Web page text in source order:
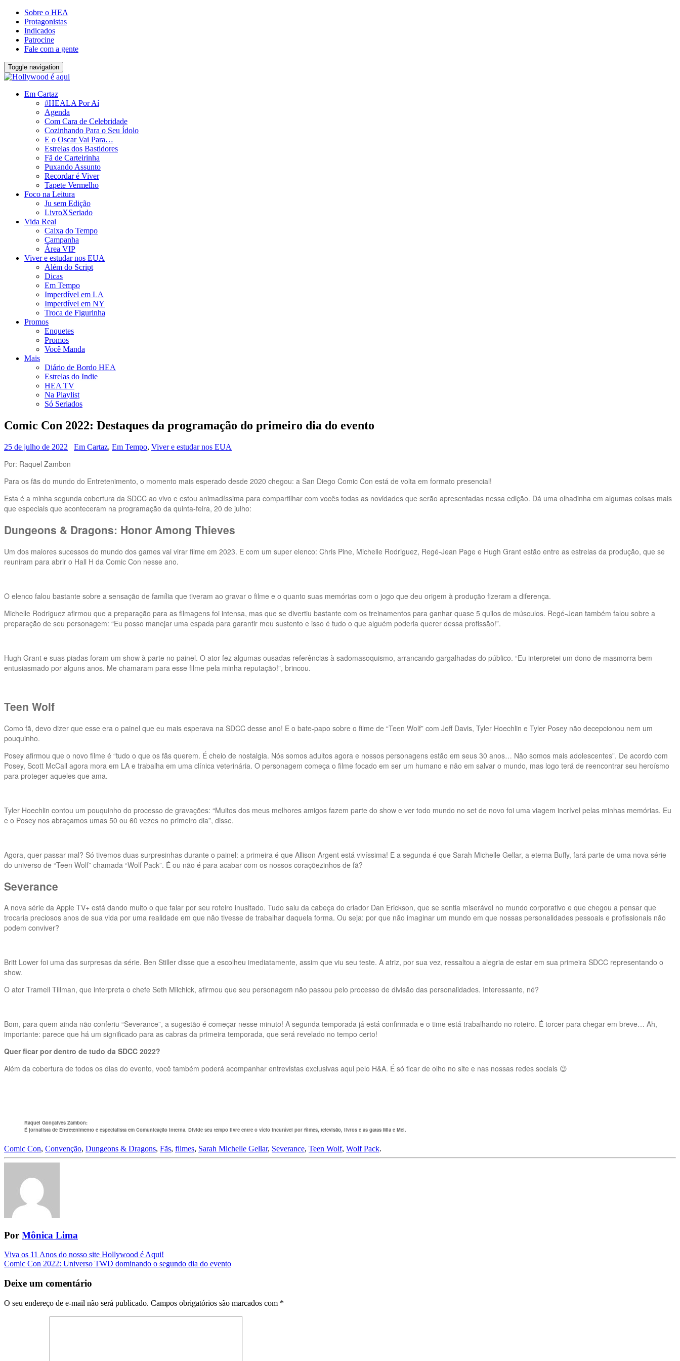
Sobre o HEA
Protagonistas
Indicados
Patrocine
Fale com a gente
Toggle navigation
Em Cartaz
#HEALA Por Aí
Agenda
Com Cara de Celebridade
Cozinhando Para o Seu Ídolo
E o Oscar Vai Para…
Estrelas dos Bastidores
Fã de Carteirinha
Puxando Assunto
Recordar é Viver
Tapete Vermelho
Foco na Leitura
Ju sem Edição
LivroXSeriado
Vida Real
Caixa do Tempo
Campanha
Área VIP
Viver e estudar nos EUA
Além do Script
Dicas
Em Tempo
Imperdível em LA
Imperdível em NY
Troca de Figurinha
Promos
Enquetes
Promos
Você Manda
Mais
Diário de Bordo HEA
Estrelas do Indie
HEA TV
Na Playlist
Só Seriados
Comic Con 2022: Destaques da programação do primeiro dia do evento
25 de julho de 2022 Em Cartaz, Em Tempo, Viver e estudar nos EUA
Por: Raquel Zambon
Para os fãs do mundo do Entretenimento, o momento mais esperado desde 2020 chegou: a San Diego Comic Con está de volta em formato presencial!
Esta é a minha segunda cobertura da SDCC ao vivo e estou animadíssima para compartilhar com vocês todas as novidades que serão apresentadas nessa edição. Dá uma olhadinha em algumas coisas mais
que especiais que aconteceram na programação da quinta-feira, 20 de julho:
Dungeons & Dragons: Honor Among Thieves
Um dos maiores sucessos do mundo dos games vai virar filme em 2023. E com um super elenco: Chris Pine, Michelle Rodriguez, Regé-Jean Page e Hugh Grant estão entre as estrelas da produção, que se
reuniram para abrir o Hall H da Comic Con nesse ano.
O elenco falou bastante sobre a sensação de família que tiveram ao gravar o filme e o quanto suas memórias com o jogo que deu origem à produção fizeram a diferença.
Michelle Rodriguez afirmou que a preparação para as filmagens foi intensa, mas que se divertiu bastante com os treinamentos para ganhar quase 5 quilos de músculos. Regé-Jean também falou sobre a
preparação de seu personagem: “Eu posso manejar uma espada para garantir meu sustento e isso é tudo o que alguém poderia querer dessa profissão!”.
Hugh Grant e suas piadas foram um show à parte no painel. O ator fez algumas ousadas referências à sadomasoquismo, arrancando gargalhadas do público. “Eu interpretei um dono de masmorra bem
entusiasmado por alguns anos. Me chamaram para esse filme pela minha reputação!”, brincou.
Teen Wolf
Como fã, devo dizer que esse era o painel que eu mais esperava na SDCC desse ano! E o bate-papo sobre o filme de “Teen Wolf” com Jeff Davis, Tyler Hoechlin e Tyler Posey não decepcionou nem um
pouquinho.
Posey afirmou que o novo filme é “tudo o que os fãs querem. É cheio de nostalgia. Nós somos adultos agora e nossos personagens estão em seus 30 anos… Não somos mais adolescentes”. De acordo com
Posey, Scott McCall agora mora em LA e trabalha em uma clínica veterinária. O personagem começa o filme focado em ser um humano e não em salvar o mundo, mas logo terá de reencontrar seu heroísmo
para proteger aqueles que ama.
Tyler Hoechlin contou um pouquinho do processo de gravações: “Muitos dos meus melhores amigos fazem parte do show e ver todo mundo no set de novo foi uma viagem incrível pelas minhas memórias. Eu
e o Posey nos abraçamos umas 50 ou 60 vezes no primeiro dia”, disse.
Agora, quer passar mal? Só tivemos duas surpresinhas durante o painel: a primeira é que Allison Argent está vivíssima! E a segunda é que Sarah Michelle Gellar, a eterna Buffy, fará parte de uma nova série
do universo de “Teen Wolf” chamada “Wolf Pack”. É ou não é para acabar com os nossos coraçõezinhos de fã?
Severance
A nova série da Apple TV+ está dando muito o que falar por seu roteiro inusitado. Tudo saiu da cabeça do criador Dan Erickson, que se sentia miserável no mundo corporativo e que chegou a pensar que
trocaria preciosos anos de sua vida por uma realidade em que não tivesse de trabalhar daquela forma. Ou seja: por que não imaginar um mundo em que nossas personalidades pessoais e profissionais não
podem conviver?
Britt Lower foi uma das surpresas da série. Ben Stiller disse que a escolheu imediatamente, assim que viu seu teste. A atriz, por sua vez, ressaltou a alegria de estar em sua primeira SDCC representando o
show.
O ator Tramell Tillman, que interpreta o chefe Seth Milchick, afirmou que seu personagem não passou pelo processo de divisão das personalidades. Interessante, né?
Bom, para quem ainda não conferiu “Severance”, a sugestão é começar nesse minuto! A segunda temporada já está confirmada e o time está trabalhando no roteiro. É torcer para chegar em breve… Ah,
importante: parece que há um significado para as cabras da primeira temporada, que será revelado no tempo certo!
Quer ficar por dentro de tudo da SDCC 2022?
Além da cobertura de todos os dias do evento, você também poderá acompanhar entrevistas exclusivas aqui pelo H&A. É só ficar de olho no site e nas nossas redes sociais 😉
Raquel Gonçalves Zambon:
É jornalista de Entretenimento e especialista em Comunicação Interna. Divide seu tempo livre entre o vício incurável por filmes, televisão, livros e as gatas Mia e Mel.
Comic Con, Convenção, Dungeons & Dragons, Fãs, filmes, Sarah Michelle Gellar, Severance, Teen Wolf, Wolf Pack.
Por Mônica Lima
Navegação
da
Postagem
Viva os 11 Anos do nosso site Hollywood é Aqui!
Comic Con 2022: Universo TWD dominando o segundo dia do evento
Deixe um comentário
O seu endereço de e-mail não será publicado. Campos obrigatórios são marcados com *